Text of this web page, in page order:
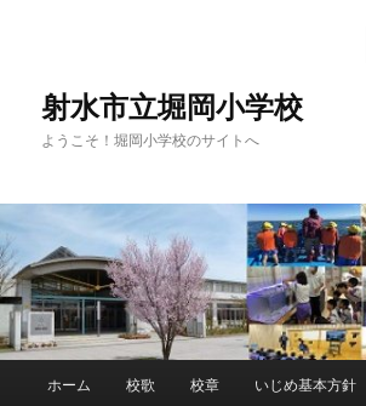
へ
移
動
移
動
射水市立堀岡小学校
ようこそ！堀岡小学校のサイトへ
ホーム 校歌 校章 いじめ基本方針